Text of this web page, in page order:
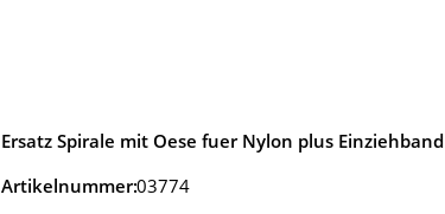
Ersatz Spirale mit Oese fuer Nylon plus Einziehband
Artikelnummer:03774